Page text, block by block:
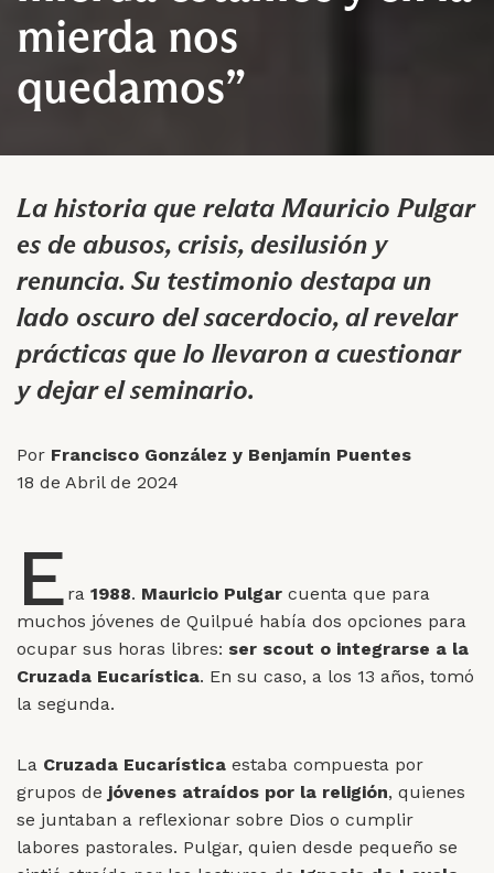
mierda nos
quedamos”
La historia que relata Mauricio Pulgar
es de abusos, crisis, desilusión y
renuncia. Su testimonio destapa un
lado oscuro del sacerdocio, al revelar
prácticas que lo llevaron a cuestionar
y dejar el seminario.
Por Francisco González y Benjamín Puentes
18 de Abril de 2024
E ra 1988. Mauricio Pulgar cuenta que para
muchos jóvenes de Quilpué había dos opciones para
ocupar sus horas libres: ser scout o integrarse a la
Cruzada Eucarística. En su caso, a los 13 años, tomó
la segunda.
La Cruzada Eucarística estaba compuesta por
grupos de jóvenes atraídos por la religión, quienes
se juntaban a reflexionar sobre Dios o cumplir
labores pastorales. Pulgar, quien desde pequeño se